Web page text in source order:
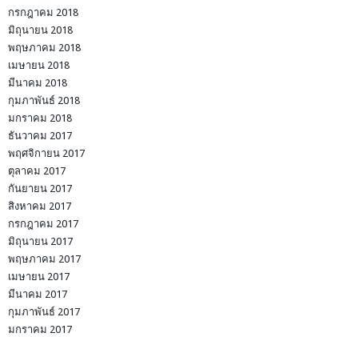
กรกฎาคม 2018
มิถุนายน 2018
พฤษภาคม 2018
เมษายน 2018
มีนาคม 2018
กุมภาพันธ์ 2018
มกราคม 2018
ธันวาคม 2017
พฤศจิกายน 2017
ตุลาคม 2017
กันยายน 2017
สิงหาคม 2017
กรกฎาคม 2017
มิถุนายน 2017
พฤษภาคม 2017
เมษายน 2017
มีนาคม 2017
กุมภาพันธ์ 2017
มกราคม 2017